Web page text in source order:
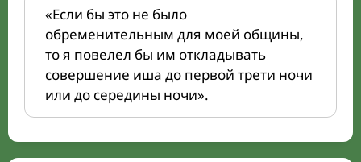
«Если бы это не было
обременительным для моей общины,
то я повелел бы им откладывать
совершение иша до первой трети ночи
или до середины ночи».